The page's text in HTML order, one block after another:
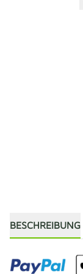
BESCHREIBUNG